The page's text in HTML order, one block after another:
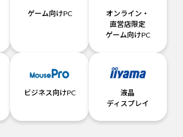
ゲーム向けPC
オンライン・
直営店限定
ゲーム向けPC
ビジネス向けPC
液晶
ディスプレイ